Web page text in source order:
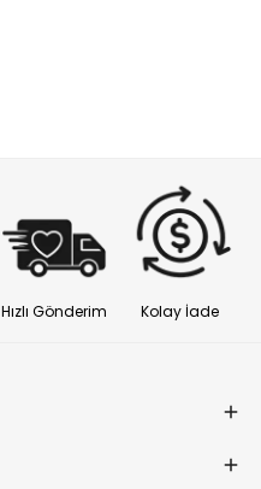
Hızlı Gönderim Kolay İade